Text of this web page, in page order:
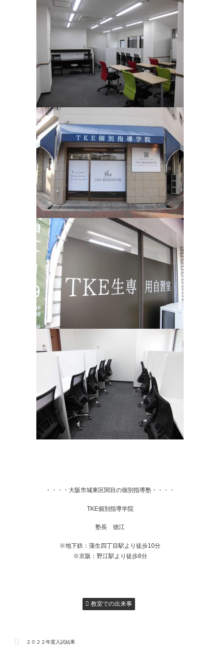
・・・・大阪市城東区関目の個別指導塾・・・・
TKE個別指導学院
塾長 徳江
※地下鉄：蒲生四丁目駅より徒歩10分
※京阪：野江駅より徒歩8分
教室での出来事
２０２２年度入試結果